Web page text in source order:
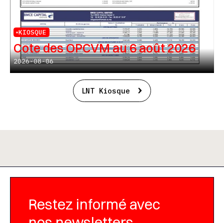
KIOSQUE
Cote des OPCVM au 6 août 2026
2026-08-06
LNT Kiosque
Restez informé avec